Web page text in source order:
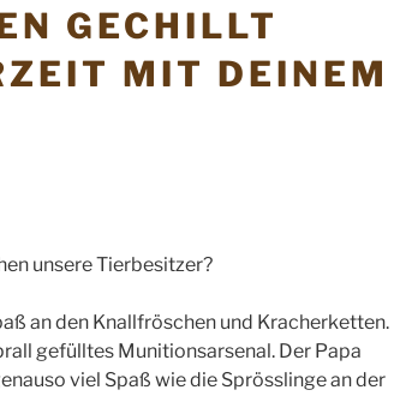
GECHILLT
MIT DEINEM
unsere Tierbesitzer?
an den Knallfröschen und Kracherketten.
gefülltes Munitionsarsenal. Der Papa
viel Spaß wie die Sprösslinge an der